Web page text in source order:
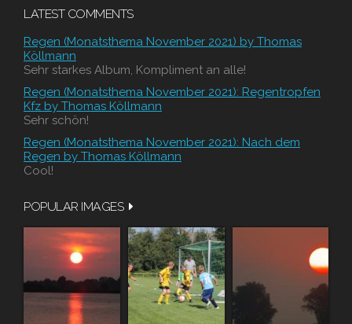
LATEST COMMENTS
Regen (Monatsthema November 2021) by Thomas
Köllmann
Sehr starkes Album, Kompliment an alle!
Regen (Monatsthema November 2021): Regentropfen
Kfz by Thomas Köllmann
Sehr schön!
Regen (Monatsthema November 2021): Nach dem
Regen by Thomas Köllmann
Cool!
POPULAR IMAGES